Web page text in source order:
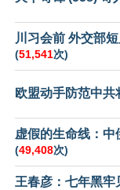
川习会前 外交部
(51,541次)
欧盟动手防范中
虚假的生命线：中
(49,408次)
王春彦：七年黑牢